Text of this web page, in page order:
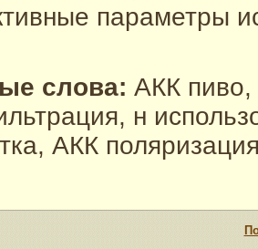
параметры
слова: АКК пиво,
н
АКК